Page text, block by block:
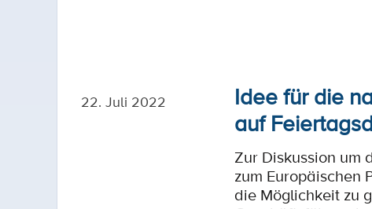
22. Juli 2022
Idee für die
auf
Zur Diskussion um
zum
die Möglichkeit zu